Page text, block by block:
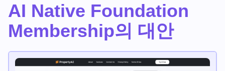
AI Native Foundation
Membership의 대안